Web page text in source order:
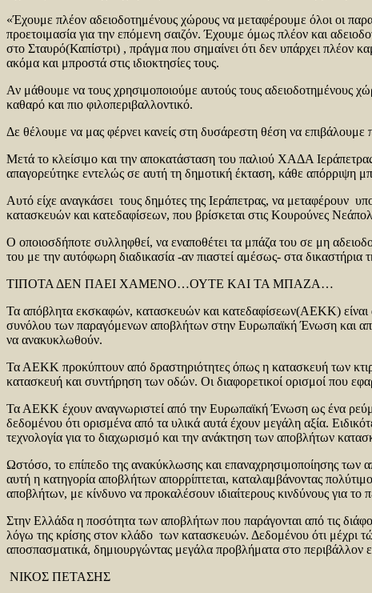
«Έχουμε πλέον αδειοδοτημένους χώρους να μεταφέρουμε όλοι οι
προετοιμασία για την επόμενη σαιζόν. Έχουμε όμως πλέον και
στο Σταυρό(Καπίστρι) , πράγμα που σημαίνει ότι δεν υπάρχει πλέον
ακόμα και μπροστά στις ιδιοκτησίες τους.
Αν μάθουμε να τους χρησιμοποιούμε αυτούς τους αδειοδοτημένους
καθαρό και πιο φιλοπεριβαλλοντικό.
Δε θέλουμε να μας φέρνει κανείς στη δυσάρεστη θέση να
Μετά το κλείσιμο και την αποκατάσταση του παλιού ΧΑΔΑ
απαγορεύτηκε εντελώς σε αυτή τη δημοτική έκταση, κάθε απόρριψη
Αυτό είχε αναγκάσει τους δημότες της Ιεράπετρας, να μεταφέρουν
κατασκευών και κατεδαφίσεων, που βρίσκεται στις Κουρούνες
Ο οποιοσδήποτε συλληφθεί, να εναποθέτει τα μπάζα του σε μη
του με την αυτόφωρη διαδικασία -αν πιαστεί αμέσως- στα
ΤΙΠΟΤΑ ΔΕΝ ΠΑΕΙ ΧΑΜΕΝΟ…ΟΥΤΕ ΚΑΙ ΤΑ ΜΠΑΖΑ…
Τα απόβλητα εκσκαφών, κατασκευών και κατεδαφίσεων(ΑΕΚΚ)
συνόλου των παραγόμενων αποβλήτων στην Ευρωπαϊκή Ένωση και
να ανακυκλωθούν.
Τα ΑΕΚΚ προκύπτουν από δραστηριότητες όπως η κατασκευή των
κατασκευή και συντήρηση των οδών. Οι διαφορετικοί ορισμοί που
Τα ΑΕΚΚ έχουν αναγνωριστεί από την Ευρωπαϊκή Ένωση ως ένα
δεδομένου ότι ορισμένα από τα υλικά αυτά έχουν μεγάλη αξία.
τεχνολογία για το διαχωρισμό και την ανάκτηση των αποβλήτων
Ωστόσο, το επίπεδο της ανακύκλωσης και επαναχρησιμοποίησης
αυτή η κατηγορία αποβλήτων απορρίπτεται, καταλαμβάνοντας
αποβλήτων, με κίνδυνο να προκαλέσουν ιδιαίτερους κινδύνους για το
Στην Ελλάδα η ποσότητα των αποβλήτων που παράγονται από τις
λόγω της κρίσης στον κλάδο των κατασκευών. Δεδομένου ότι μέχρι
αποσπασματικά, δημιουργώντας μεγάλα προβλήματα στο περιβάλλον
ΝΙΚΟΣ ΠΕΤΑΣΗΣ